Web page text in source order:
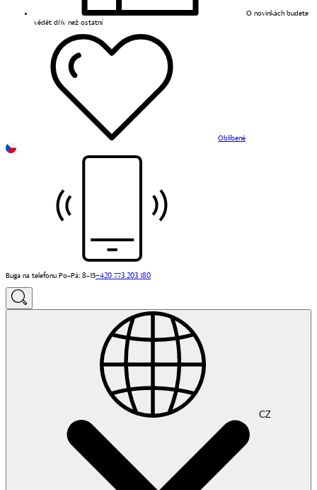
O novinkách budete
vědět dřív než ostatní
Oblíbené
Buga na telefonu Po–Pá: 8–15+420 773 203 180
CZ